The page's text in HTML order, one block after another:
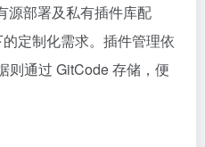
源部署及私有插件库配
定制化需求。插件管理依
则通过 GitCode 存储，便